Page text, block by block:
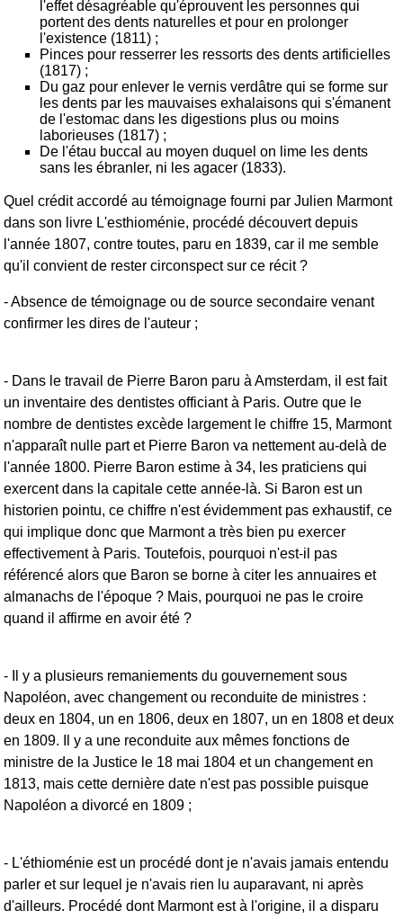
l'effet désagréable qu'éprouvent les personnes qui
portent des dents naturelles et pour en prolonger
l'existence (1811) ;
Pinces pour resserrer les ressorts des dents artificielles
(1817) ;
Du gaz pour enlever le vernis verdâtre qui se forme sur
les dents par les mauvaises exhalaisons qui s'émanent
de l'estomac dans les digestions plus ou moins
laborieuses (1817) ;
De l'étau buccal au moyen duquel on lime les dents
sans les ébranler, ni les agacer (1833).
Quel crédit accordé au témoignage fourni par Julien Marmont
dans son livre L'esthioménie, procédé découvert depuis
l'année 1807, contre toutes, paru en 1839, car il me semble
qu'il convient de rester circonspect sur ce récit ?
- Absence de témoignage ou de source secondaire venant
confirmer les dires de l'auteur ;
- Dans le travail de Pierre Baron paru à Amsterdam, il est fait
un inventaire des dentistes officiant à Paris. Outre que le
nombre de dentistes excède largement le chiffre 15, Marmont
n'apparaît nulle part et Pierre Baron va nettement au-delà de
l'année 1800. Pierre Baron estime à 34, les praticiens qui
exercent dans la capitale cette année-là. Si Baron est un
historien pointu, ce chiffre n'est évidemment pas exhaustif, ce
qui implique donc que Marmont a très bien pu exercer
effectivement à Paris. Toutefois, pourquoi n'est-il pas
référencé alors que Baron se borne à citer les annuaires et
almanachs de l'époque ? Mais, pourquoi ne pas le croire
quand il affirme en avoir été ?
- Il y a plusieurs remaniements du gouvernement sous
Napoléon, avec changement ou reconduite de ministres :
deux en 1804, un en 1806, deux en 1807, un en 1808 et deux
en 1809. Il y a une reconduite aux mêmes fonctions de
ministre de la Justice le 18 mai 1804 et un changement en
1813, mais cette dernière date n'est pas possible puisque
Napoléon a divorcé en 1809 ;
- L'éthioménie est un procédé dont je n'avais jamais entendu
parler et sur lequel je n'avais rien lu auparavant, ni après
d'ailleurs. Procédé dont Marmont est à l'origine, il a disparu